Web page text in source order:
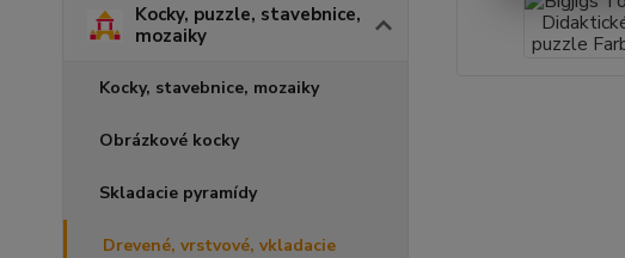
Kocky, puzzle, stavebnice,
mozaiky
Kocky, stavebnice, mozaiky
Obrázkové kocky
Skladacie pyramídy
Drevené, vrstvové, vkladacie